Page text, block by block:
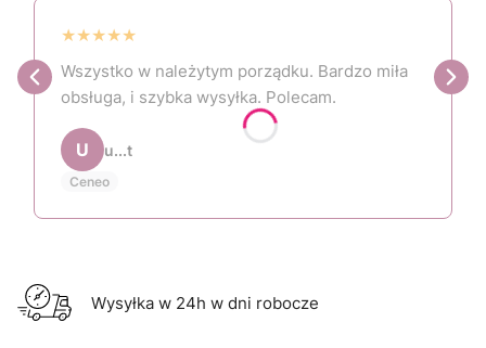
★★★★★
Wszystko w należytym porządku. Bardzo miła
obsługa, i szybka wysyłka. Polecam.
U u...t
Ceneo
Wysyłka w 24h w dni robocze